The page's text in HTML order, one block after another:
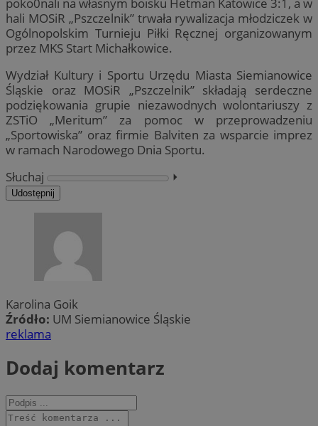
hali MOSiR „Pszczelnik” trwała rywalizacja młodziczek w
Ogólnopolskim Turnieju Piłki Ręcznej organizowanym
przez MKS Start Michałkowice.
Wydział Kultury i Sportu Urzędu Miasta Siemianowice
Śląskie oraz MOSiR „Pszczelnik” składają serdeczne
podziękowania grupie niezawodnych wolontariuszy z
ZSTiO „Meritum” za pomoc w przeprowadzeniu
„Sportowiska” oraz firmie Balviten za wsparcie imprez
w ramach Narodowego Dnia Sportu.
Słuchaj
⏵︎
Udostępnij
Karolina Goik
Źródło: UM Siemianowice Śląskie
reklama
Dodaj komentarz